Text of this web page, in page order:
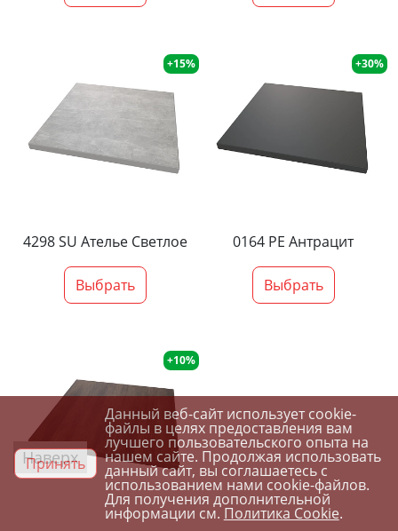
+15%
4298 SU Ателье Светлое
Выбрать
+30%
0164 PE Антрацит
Выбрать
+10%
Наверх
Принять
Данный веб-сайт использует cookie-
файлы в целях предоставления вам
лучшего пользовательского опыта на
нашем сайте. Продолжая использовать
данный сайт, вы соглашаетесь с
использованием нами cookie-файлов.
Для получения дополнительной
информации см.Политика Cookie.